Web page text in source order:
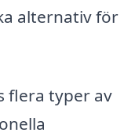
alternativ för
flera typer av